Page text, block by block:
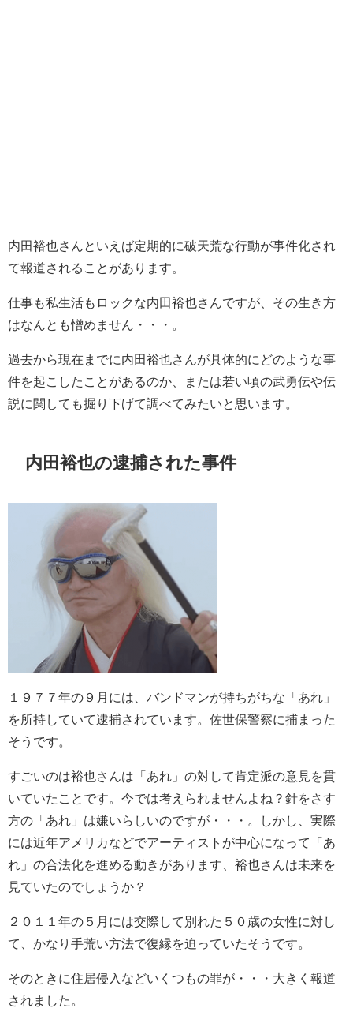
内田裕也さんといえば定期的に破天荒な行動が事件化され
て報道されることがあります。
仕事も私生活もロックな内田裕也さんですが、その生き方
はなんとも憎めません・・・。
過去から現在までに内田裕也さんが具体的にどのような事
件を起こしたことがあるのか、または若い頃の武勇伝や伝
説に関しても掘り下げて調べてみたいと思います。
内田裕也の逮捕された事件
１９７７年の９月には、バンドマンが持ちがちな「あれ」
を所持していて逮捕されています。佐世保警察に捕まった
そうです。
すごいのは裕也さんは「あれ」の対して肯定派の意見を貫
いていたことです。今では考えられませんよね？針をさす
方の「あれ」は嫌いらしいのですが・・・。しかし、実際
には近年アメリカなどでアーティストが中心になって「あ
れ」の合法化を進める動きがあります、裕也さんは未来を
見ていたのでしょうか？
２０１１年の５月には交際して別れた５０歳の女性に対し
て、かなり手荒い方法で復縁を迫っていたそうです。
そのときに住居侵入などいくつもの罪が・・・大きく報道
されました。